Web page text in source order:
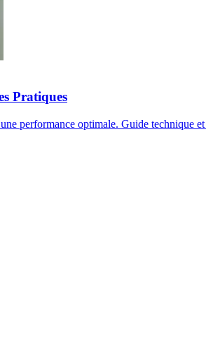
Pratiques
performance optimale. Guide technique et